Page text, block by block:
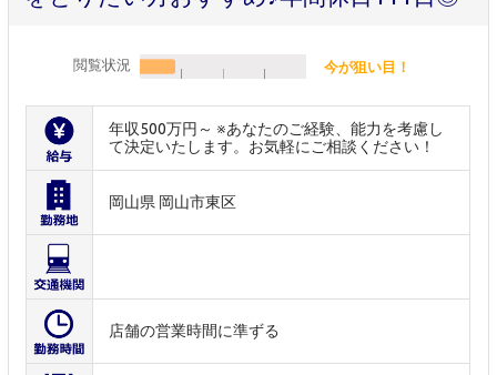
閲覧状況 今が狙い目！
年収500万円～ ※あなたのご経験、能力を考慮し
て決定いたします。お気軽にご相談ください！
岡山県 岡山市東区
店舗の営業時間に準ずる